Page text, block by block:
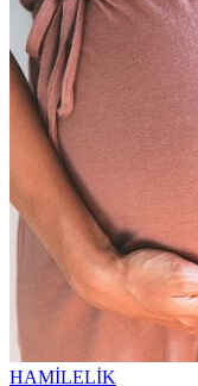
HAMİLELİK